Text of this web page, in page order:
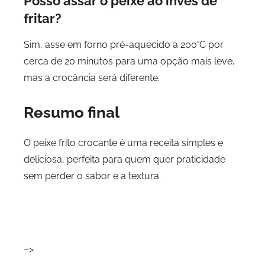
fritar?
Sim, asse em forno pré-aquecido a 200°C por
cerca de 20 minutos para uma opção mais leve,
mas a crocância será diferente.
Resumo final
O peixe frito crocante é uma receita simples e
deliciosa, perfeita para quem quer praticidade
sem perder o sabor e a textura.
–>